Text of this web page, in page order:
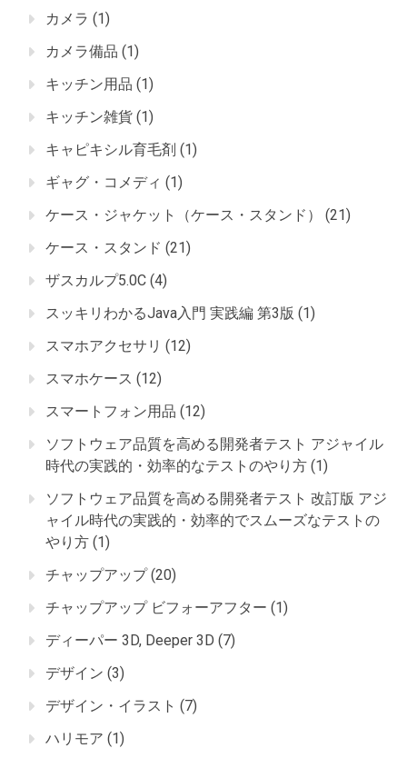
カメラ (1)
カメラ備品 (1)
キッチン用品 (1)
キッチン雑貨 (1)
キャピキシル育毛剤 (1)
ギャグ・コメディ (1)
ケース・ジャケット（ケース・スタンド）
(21)
ケース・スタンド (21)
ザスカルプ5.0C (4)
スッキリわかるJava入門 実践編 第3版 (1)
スマホアクセサリ (12)
スマホケース (12)
スマートフォン用品 (12)
ソフトウェア品質を高める開発者テスト アジャイル
時代の実践的・効率的なテストのやり方 (1)
ソフトウェア品質を高める開発者テスト 改訂版 アジ
ャイル時代の実践的・効率的でスムーズなテストの
やり方 (1)
チャップアップ(20)
チャップアップ ビフォーアフター (1)
ディーパー 3D, Deeper 3D (7)
デザイン (3)
デザイン・イラスト (7)
ハリモア (1)